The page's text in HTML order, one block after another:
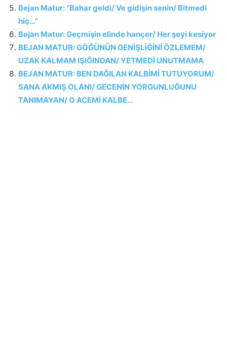
Bejan Matur: “Bahar geldi/ Ve gidişin senin/ Bitmedi
hiç…”
Bejan Matur: Geçmişin elinde hançer/ Her şeyi kesiyor
BEJAN MATUR: GÖĞÜNÜN GENİŞLİĞİNİ ÖZLEMEM/
UZAK KALMAM IŞIĞINDAN/ YETMEDİ UNUTMAMA
BEJAN MATUR: BEN DAĞILAN KALBİMİ TUTUYORUM/
SANA AKMIŞ OLANI/ GECENİN YORGUNLUĞUNU
TANIMAYAN/ O ACEMİ KALBE…